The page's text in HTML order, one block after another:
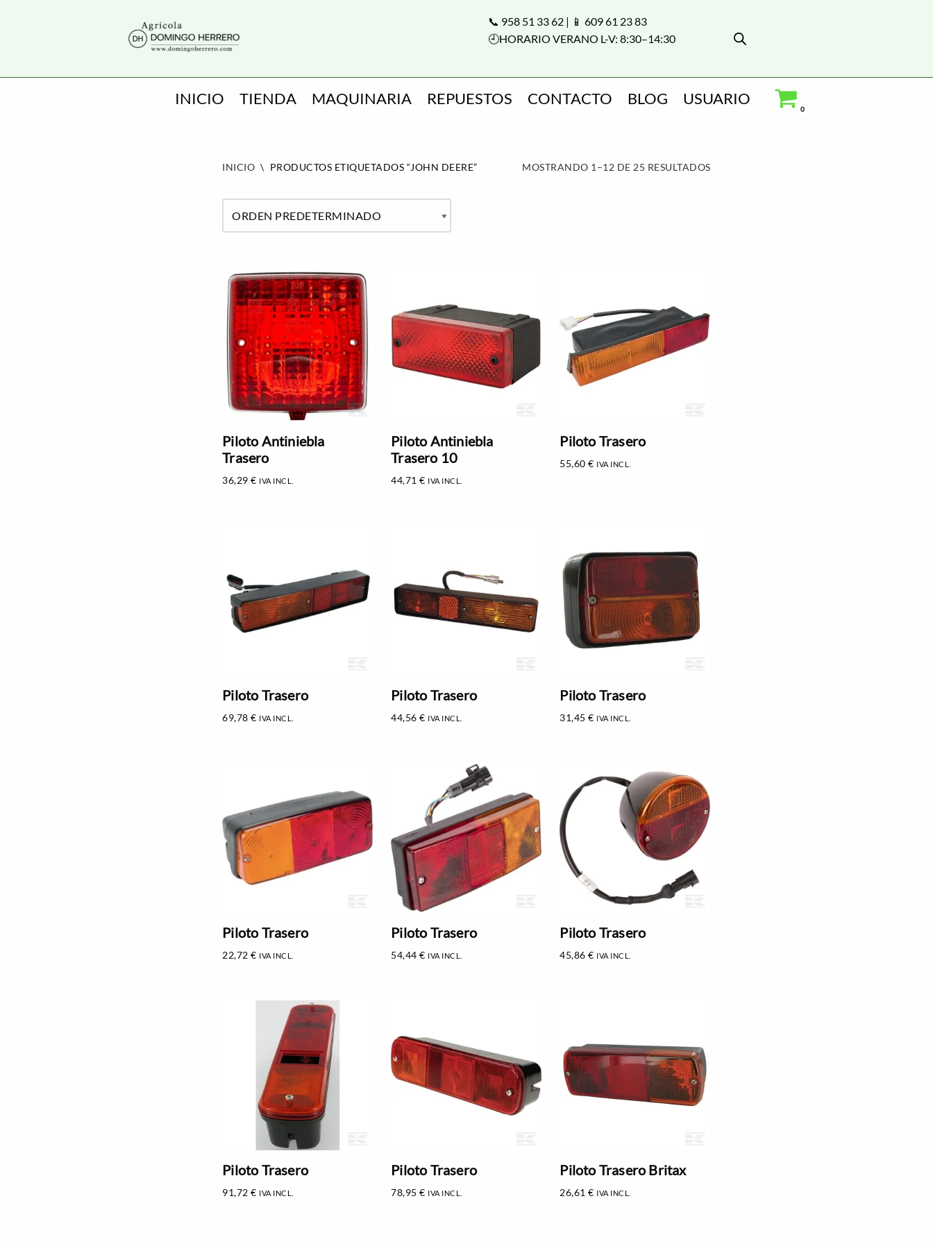
📞 958 51 33 62 | 📱 609 61 23 83
🕘HORARIO VERANO L-V: 8:30–14:30
INICIO TIENDA MAQUINARIA REPUESTOS CONTACTO BLOG USUARIO
0
INICIO \ PRODUCTOS ETIQUETADOS “JOHN DEERE” MOSTRANDO 1–12 DE 25 RESULTADOS
Piloto Antiniebla
Trasero
36,29€ IVA INCL.
Piloto Antiniebla
Trasero 10
44,71€ IVA INCL.
Piloto Trasero
55,60€ IVA INCL.
Piloto Trasero
69,78€ IVA INCL.
Piloto Trasero
44,56€ IVA INCL.
Piloto Trasero
31,45€ IVA INCL.
Piloto Trasero
22,72€ IVA INCL.
Piloto Trasero
54,44€ IVA INCL.
Piloto Trasero
45,86€ IVA INCL.
Piloto Trasero
91,72€ IVA INCL.
Piloto Trasero
78,95€ IVA INCL.
Piloto Trasero Britax
26,61€ IVA INCL.